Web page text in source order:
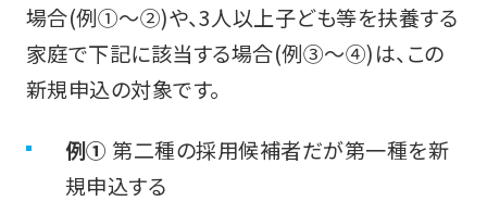
場合(例①～②)や、3人以上子ども等を扶養する
家庭で下記に該当する場合(例③～④)は、この
新規申込の対象です。
例① 第二種の採用候補者だが第一種を新
規申込する